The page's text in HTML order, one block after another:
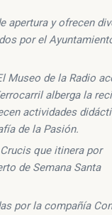
apertura y ofrecen
por el
Museo de la Radio
alberga la
actividades
de la Pasión.
que itinera por
de Semana Santa
por la compañía